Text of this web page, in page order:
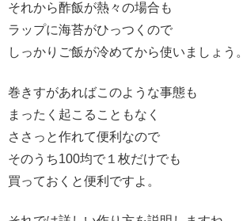
それから酢飯が熱々の場合も
ラップに海苔がひっつくので
しっかりご飯が冷めてから使いましょう。
巻きすがあればこのような事態も
まったく起こることもなく
ささっと作れて便利なので
そのうち100均で１枚だけでも
買っておくと便利ですよ。